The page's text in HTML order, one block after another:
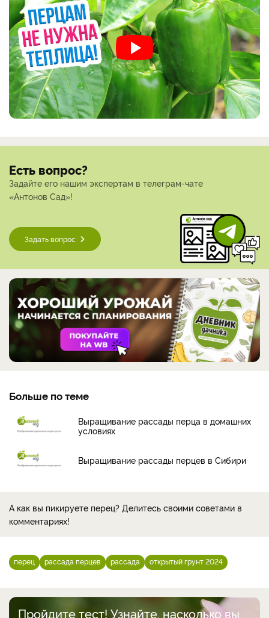
Есть вопрос?
Задайте его нашим экспертам в телеграм-чате
«Антонов Сад»!
Задать вопрос
Больше по теме
Выращивание рассады перца в домашних
условиях
Выращивание рассады перцев в Сибири
А как вы пикируете перец? Делитесь своими советами в
комментариях!
перец рассада перцев рассада открытый грунт 2024
Пройдите тест! Узнайте, насколько вы